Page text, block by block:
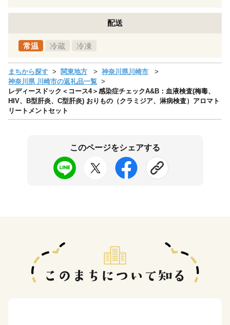
配送
常温 冷蔵 冷凍
まちから探す 関東地方
神奈川県川崎市
神奈川県 川崎市の返礼品一覧
レディースドック＜コース4＞感染症チェックA&B：血液検査(梅毒、
HIV、B型肝炎、C型肝炎) おりもの（クラミジア、淋病検査）アロマト
リートメントセット
このページをシェアする